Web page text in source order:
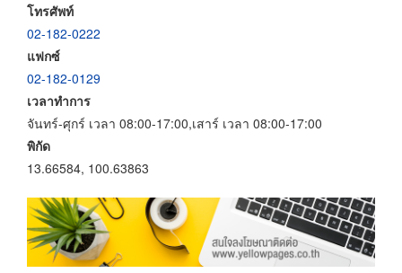
โทรศัพท์
02-182-0222
แฟกซ์
02-182-0129
เวลาทำการ
จันทร์-ศุกร์ เวลา 08:00-17:00,เสาร์ เวลา 08:00-17:00
พิกัด
13.66584, 100.63863